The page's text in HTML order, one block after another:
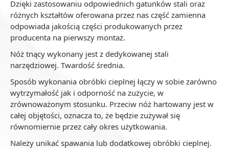
Dzięki zastosowaniu odpowiednich gatunków stali oraz
różnych kształtów oferowana przez nas część zamienna
odpowiada jakością części produkowanych przez
producenta na pierwszy montaż.
Nóż tnący wykonany jest z dedykowanej stali
narzędziowej. Twardość średnia.
Sposób wykonania obróbki cieplnej łączy w sobie zarówno
wytrzymałość jak i odporność na zużycie, w
zrównoważonym stosunku. Przeciw nóż hartowany jest w
całej objętości, oznacza to, że będzie zużywał się
równomiernie przez cały okres użytkowania.
Należy unikać spawania lub dodatkowej obróbki cieplnej.